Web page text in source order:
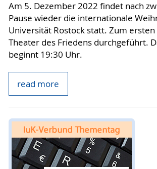
Am 5. Dezember 2022 findet nach
Pause wieder die internationale
Universität Rostock statt. Zum
Theater des Friedens durchgeführt.
beginnt 19:30 Uhr.
read more